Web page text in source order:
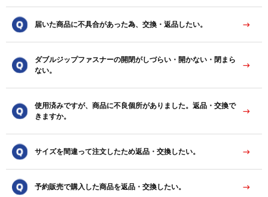
届いた商品に不具合があった為、交換・返品したい。
ダブルジップファスナーの開閉がしづらい・開かない・閉まら
ない。
使用済みですが、商品に不良個所がありました。返品・交換で
きますか。
サイズを間違って注文したため返品・交換したい。
予約販売で購入した商品を返品・交換したい。